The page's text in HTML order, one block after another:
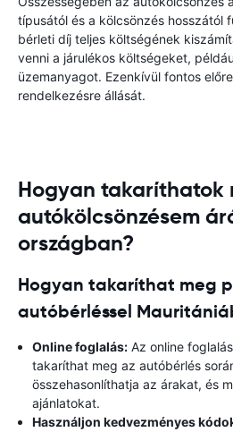
típusától és a kölcsönzés hosszától
bérleti díj teljes költségének
venni a járulékos költségeket,
üzemanyagot. Ezenkívül fontos
rendelkezésre állását.
Hogyan takaríthatok
autókölcsönzésem
országban?
Hogyan takaríthat meg
autóbérléssel
Online foglalás: Az online
takaríthat meg az autóbérlés
összehasonlíthatja az árakat, és
ajánlatokat.
Használjon kedvezményes